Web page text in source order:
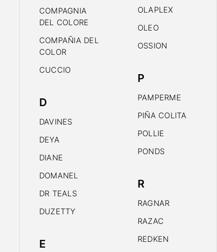
COMPAGNIA
DEL COLORE
COMPAÑIA DEL
COLOR
CUCCIO
D
DAVINES
DEYA
DIANE
DOMANEL
DR TEALS
DUZETTY
E
OLAPLEX
OLEO
OSSION
P
PAMPERME
PIÑA COLITA
POLLIE
PONDS
R
RAGNAR
RAZAC
REDKEN